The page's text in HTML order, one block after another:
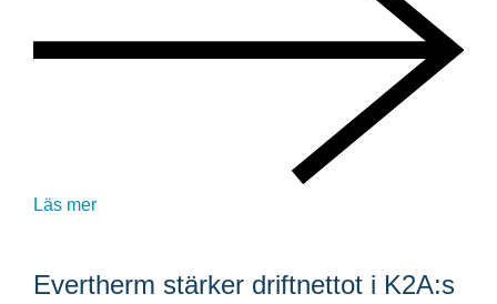
Läs mer
Evertherm stärker driftnettot i K2A:s